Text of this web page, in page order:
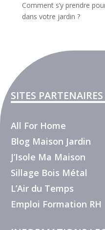
Comment s’y prendre
dans votre jardin ?
SITES PARTENAIRES
All For Home
Blog Maison Jardin
J’Isole Ma Maison
Sillage Bois Métal
L’Air du Temps
Emploi Formation RH